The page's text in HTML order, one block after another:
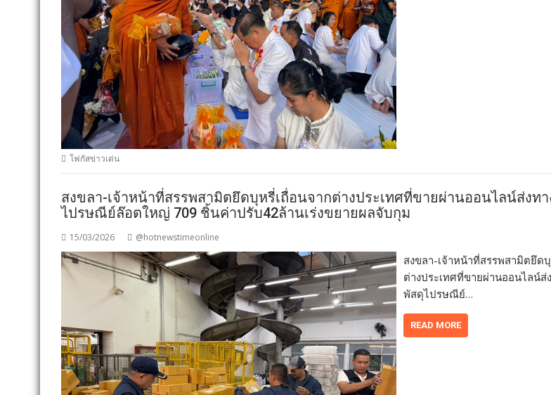
โฟกัสข่าวเด่น
สงขลา-เจ้าหน้าที่สรรพสามิตยึดบุหรี่เถื่อนจากต่างประเทศที่ขายผ่านออนไลน์ส่งท
ไปรษณีย์ล๊อตใหญ่ 709 ชิ้นค่าปรับ42ล้านเร่งขยายผลจับกุม
15/03/2026 @hotnewstimeonline
สงขลา-เจ้าหน้าที่สรรพสามิตยึด
ต่างประเทศที่ขายผ่านออนไลน์ส่
พัสดุไปรษณีย์…
READ MORE